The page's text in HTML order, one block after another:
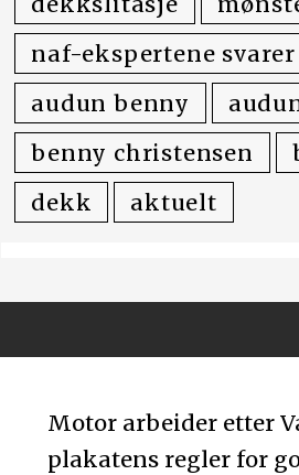
naf-ekspertene svarer
audun benny
benny christensen
dekk
aktuelt
Motor arbeider etter
plakatens regler for